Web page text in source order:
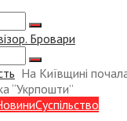
На Київщині
“Укрпошти”
Суспiльство